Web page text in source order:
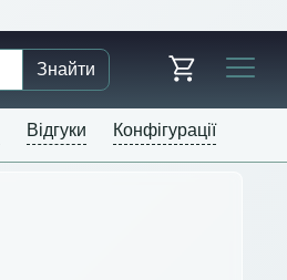
Знайти
Відгуки Конфігурації